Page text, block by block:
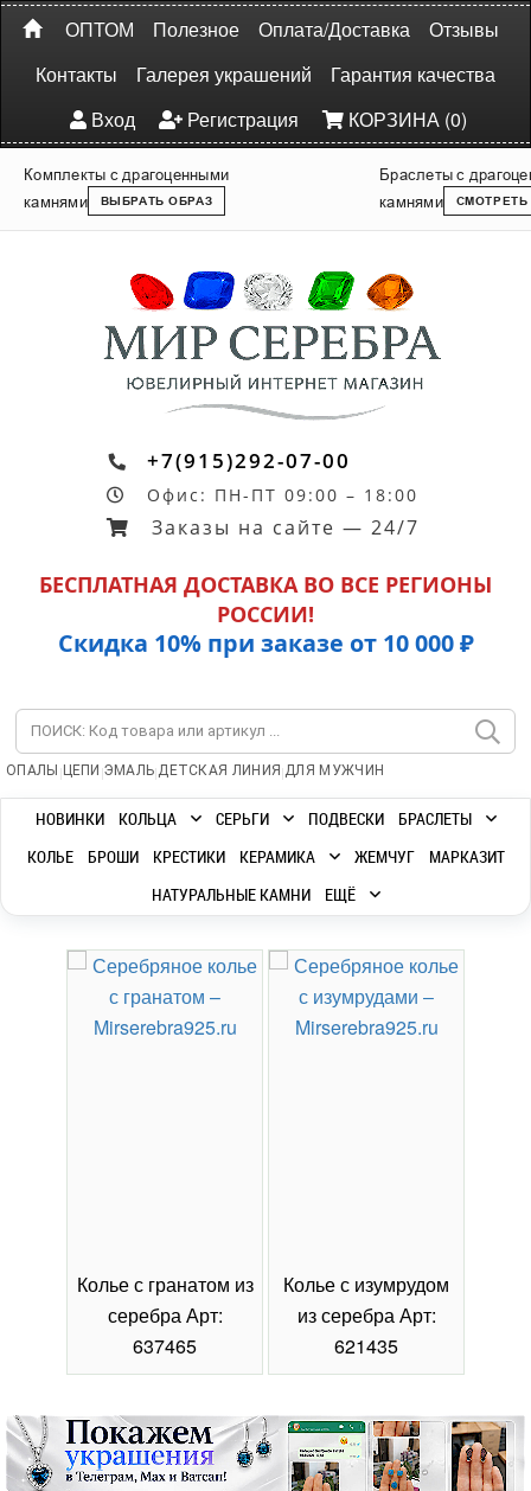
ОПТОМ Полезное Оплата/Доставка
Отзывы
Контакты
Галерея украшений
Гарантия качества
Вход
Регистрация КОРЗИНА (0)
Комплекты с драгоценными
камнями
ВЫБРАТЬ ОБРАЗ
Браслеты с
камнями
СМОТРЕТЬ
+7(915)292-07-00
Офис: ПН-ПТ 09:00 – 18:00
Заказы на сайте — 24/7
БЕСПЛАТНАЯ ДОСТАВКА ВО ВСЕ РЕГИОНЫ
РОССИИ!
Скидка 10% при заказе от 10 000 ₽
ОПАЛЫ | ЦЕПИ |ЭМАЛЬ|ДЕТСКАЯ ЛИНИЯ |ДЛЯ МУЖЧИН
НОВИНКИ КОЛЬЦА СЕРЬГИ ПОДВЕСКИ
БРАСЛЕТЫ
КОЛЬЕ
БРОШИ КРЕСТИКИ КЕРАМИКА ЖЕМЧУГ
МАРКАЗИТ
НАТУРАЛЬНЫЕ КАМНИ
ЕЩЁ
Колье с гранатом из
серебра Арт:
637465
Колье с изумрудом
из серебра Арт:
621435